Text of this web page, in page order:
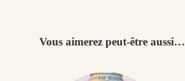
Vous aimerez peut-être aussi…